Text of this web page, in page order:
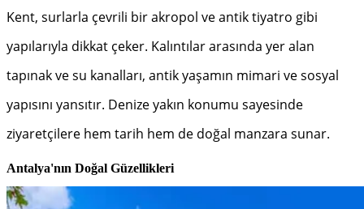
Kent, surlarla çevrili bir akropol ve antik tiyatro gibi
yapılarıyla dikkat çeker. Kalıntılar arasında yer alan
tapınak ve su kanalları, antik yaşamın mimari ve sosyal
yapısını yansıtır. Denize yakın konumu sayesinde
ziyaretçilere hem tarih hem de doğal manzara sunar.
Antalya'nın Doğal Güzellikleri